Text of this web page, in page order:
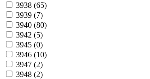
3938 (65)
3939 (7)
3940 (80)
3942 (5)
3945 (0)
3946 (10)
3947 (2)
3948 (2)